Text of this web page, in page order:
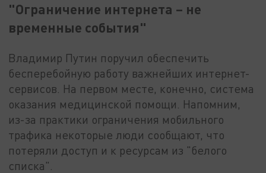
"Ограничение интернета – не
временные события"
Владимир Путин поручил обеспечить
бесперебойную работу важнейших интернет-
сервисов. На первом месте, конечно, система
оказания медицинской помощи. Напомним,
из-за практики ограничения мобильного
трафика некоторые люди сообщают, что
потеряли доступ и к ресурсам из "белого
списка".